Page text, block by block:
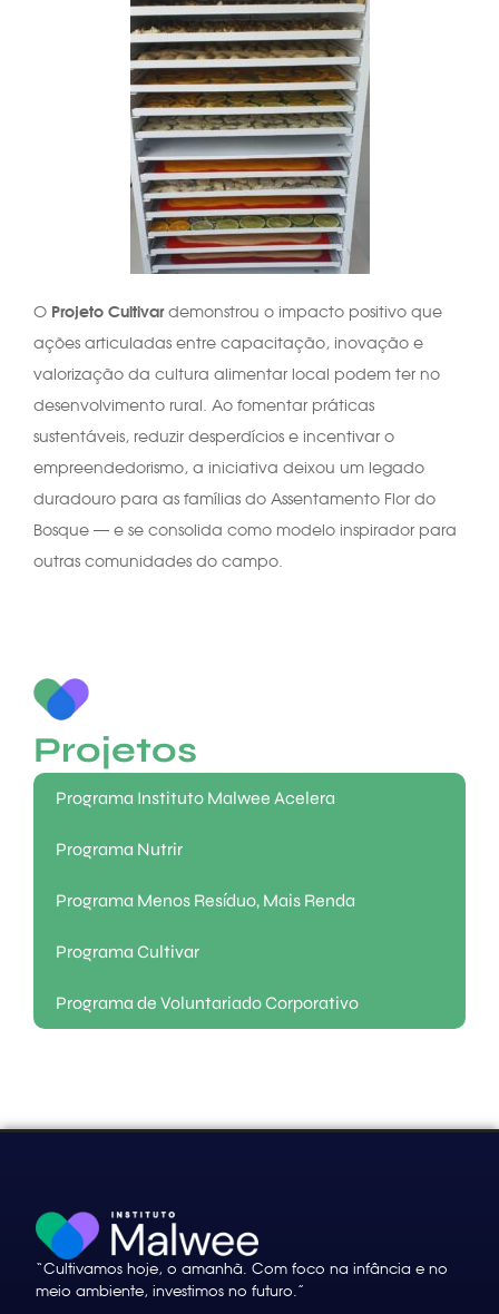
O Projeto Cultivardemonstrou o impacto positivo que
ações articuladas entre capacitação, inovação e
valorização da cultura alimentar local podem ter no
desenvolvimento rural. Ao fomentar práticas
sustentáveis, reduzir desperdícios e incentivar o
empreendedorismo, a iniciativa deixou um legado
duradouro para as famílias do Assentamento Flor do
Bosque — e se consolida como modelo inspirador para
outras comunidades do campo.
Projetos
Programa Instituto Malwee Acelera
Programa Nutrir
Programa Menos Resíduo, Mais Renda
Programa Cultivar
Programa de Voluntariado Corporativo
“Cultivamos hoje, o amanhã. Com foco na infância e no
meio ambiente, investimos no futuro.”